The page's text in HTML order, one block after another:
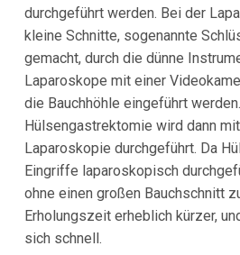
durchgeführt werden. Bei der
kleine Schnitte, sogenannte
gemacht, durch die dünne
Laparoskope mit einer
die Bauchhöhle eingeführt
Hülsengastrektomie wird dann
Laparoskopie durchgeführt. Da
Eingriffe laparoskopisch
ohne einen großen Bauchschnitt
Erholungszeit erheblich kürzer,
sich schnell.